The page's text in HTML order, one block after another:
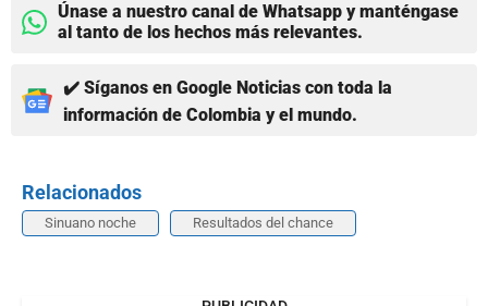
Únase a nuestro canal de Whatsapp y manténgase
al tanto de los hechos más relevantes.
✔️ Síganos en Google Noticias con toda la
información de Colombia y el mundo.
Relacionados
Sinuano noche Resultados del chance